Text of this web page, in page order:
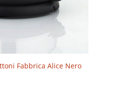
Fabbrica Alice Nero